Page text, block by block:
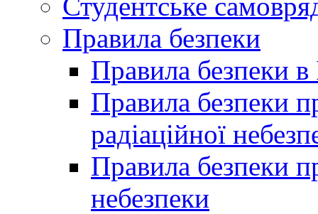
Правила безпеки
Правила безпеки в
Правила безпеки
радіаційної
Правила безпеки
небезпеки